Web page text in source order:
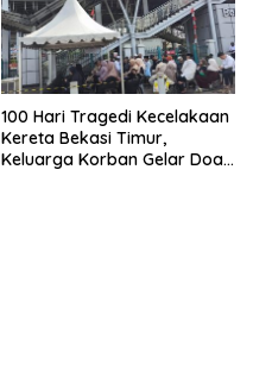
100 Hari Tragedi Kecelakaan
Kereta Bekasi Timur,
Keluarga Korban Gelar Doa